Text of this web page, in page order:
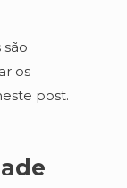
os
post.